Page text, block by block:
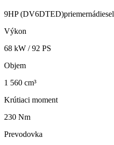
9HP (DV6DTED)priemernádiesel
Výkon
68 kW /92 PS
Objem
1 560 cm³
Krútiaci moment
230 Nm
Prevodovka